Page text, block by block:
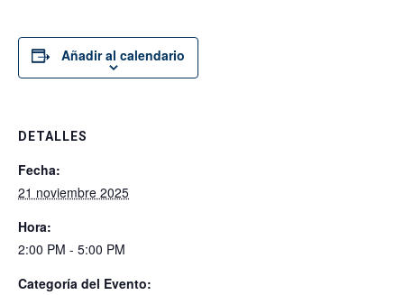
Añadir al calendario
DETALLES
Fecha:
21 noviembre 2025
Hora:
2:00 PM - 5:00 PM
Categoría del Evento: